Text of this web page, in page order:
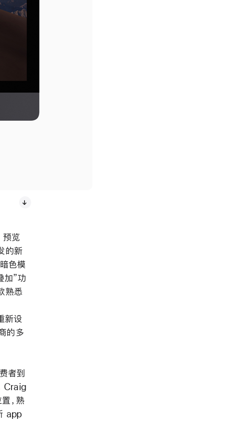
预览
的新
色模
加”功
熟悉
新设
的多
者到
Craig
，熟
app